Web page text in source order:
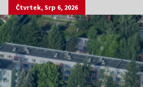
Čtvrtek, Srp 6, 2026